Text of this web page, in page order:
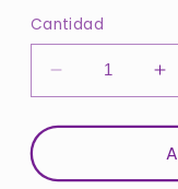
Cantidad
Reducir
cantidad
para
Para